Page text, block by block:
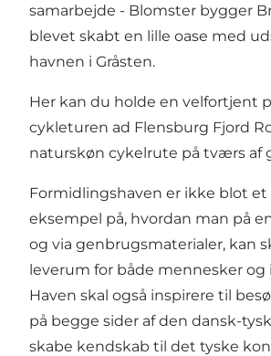
samarbejde - Blomster bygger
blevet skabt en lille oase med
havnen i Gråsten.
Her kan du holde en velfortjent
cykleturen ad Flensburg Fjord
naturskøn cykelrute på tværs af
Formidlingshaven er ikke blot
eksempel på, hvordan man på
og via genbrugsmaterialer, kan
leverum for både mennesker og
Haven skal også inspirere til
på begge sider af den dansk-
skabe kendskab til det tyske